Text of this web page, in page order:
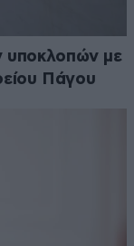
υποκλοπών με
Πάγου